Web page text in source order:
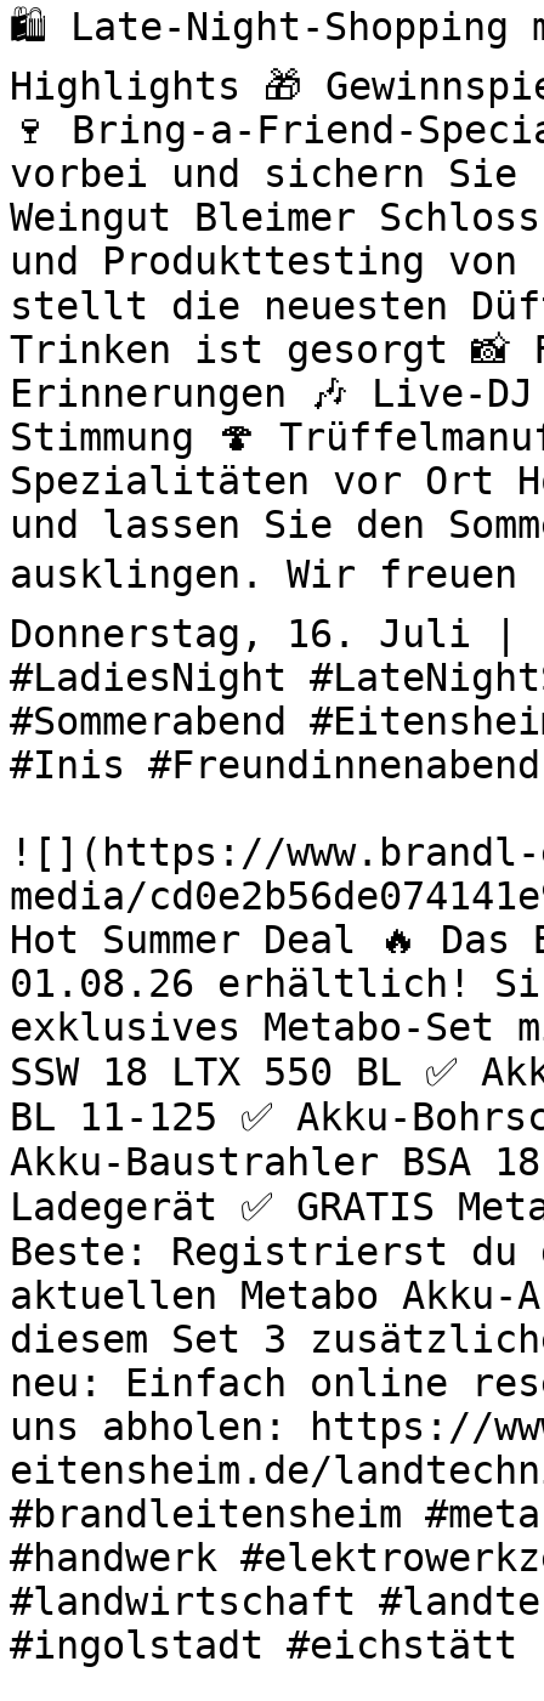
🛍️ Late-Night-
Highlights 🎁
🍷 Bring-a-Friend-
vorbei und sichern Sie
Weingut Bleimer
und Produkttesting
stellt die neuesten
Trinken ist gesorgt 📸
Erinnerungen 🎶
Stimmung 🍄
Spezialitäten vor Ort
und lassen Sie den
ausklingen. Wir freuen
Donnerstag, 16. Juli |
#LadiesNight
#Sommerabend
#Inis
![](https://
media/
Hot Summer Deal 🔥 Das
01.08.26 erhältlich!
exklusives Metabo-Set
SSW 18 LTX 550 BL ✅
BL 11-125 ✅ Akku-
Akku-Baustrahler BSA
Ladegerät ✅ GRATIS
Beste: Registrierst du
aktuellen Metabo
diesem Set 3
neu: Einfach online
uns abholen: https://
eitensheim.de/
#brandleitensheim
#handwerk
#landwirtschaft
#ingolstadt #eichstätt